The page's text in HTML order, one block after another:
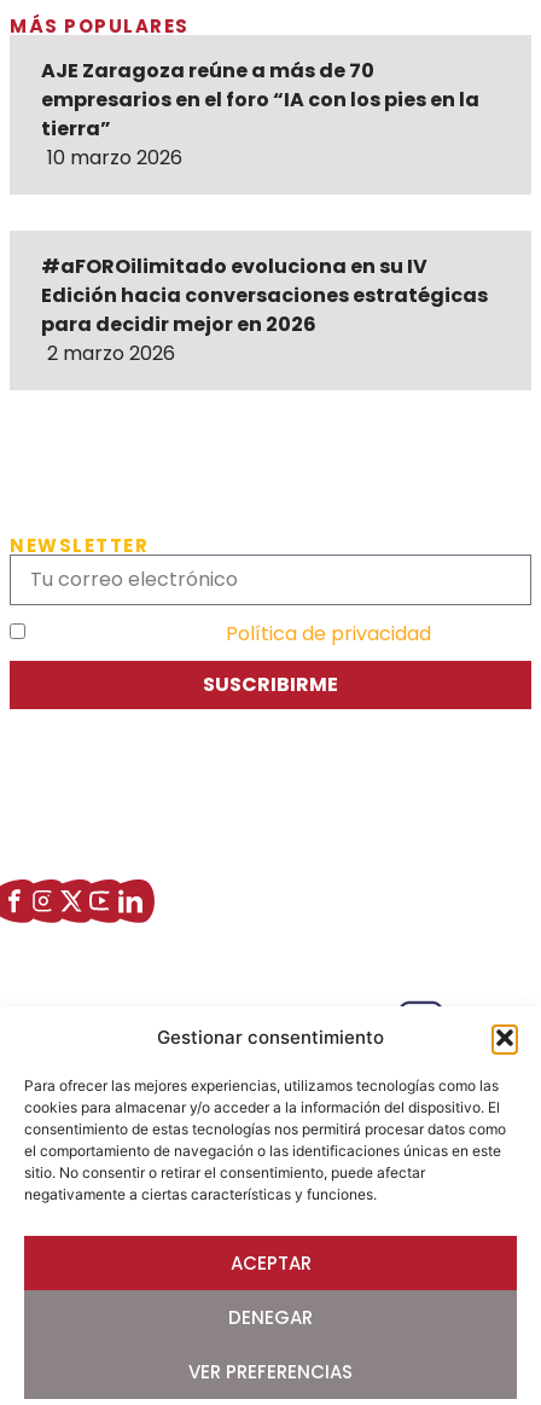
Gestionar consentimiento
Para ofrecer las mejores experiencias, utilizamos tecnologías como las
cookies para almacenar y/o acceder a la información del dispositivo. El
consentimiento de estas tecnologías nos permitirá procesar datos como
el comportamiento de navegación o las identificaciones únicas en este
sitio. No consentir o retirar el consentimiento, puede afectar
negativamente a ciertas características y funciones.
ACEPTAR
DENEGAR
VER PREFERENCIAS
MÁS POPULARES
AJE Zaragoza reúne a más de 70
empresarios en el foro “IA con los pies en la
tierra”
10 marzo 2026
#aFOROilimitado evoluciona en su IV
Edición hacia conversaciones estratégicas
para decidir mejor en 2026
2 marzo 2026
NEWSLETTER
Política de privacidad
SUSCRIBIRME
Hiberus Ecosystem Lab 50009 –
633 26 72 64
info@ajezaragoza.com
Aviso legal|Política de privacidad|Política de cookies
© 2026 AJE Zaragoza.
Desarrollado por